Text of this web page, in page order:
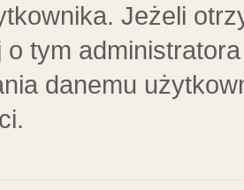
Jeżeli
o tym
danemu